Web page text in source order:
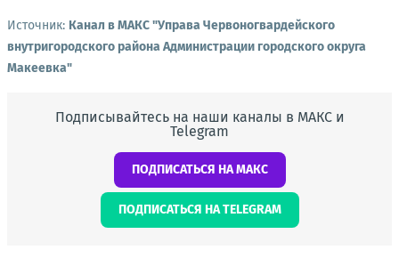
Источник: Канал в МАКС "Управа Червоногвардейского
внутригородского района Администрации городского округа
Макеевка"
Подписывайтесь на наши каналы в МАКС и
Telegram
ПОДПИСАТЬСЯ НА МАКС
ПОДПИСАТЬСЯ НА TELEGRAM